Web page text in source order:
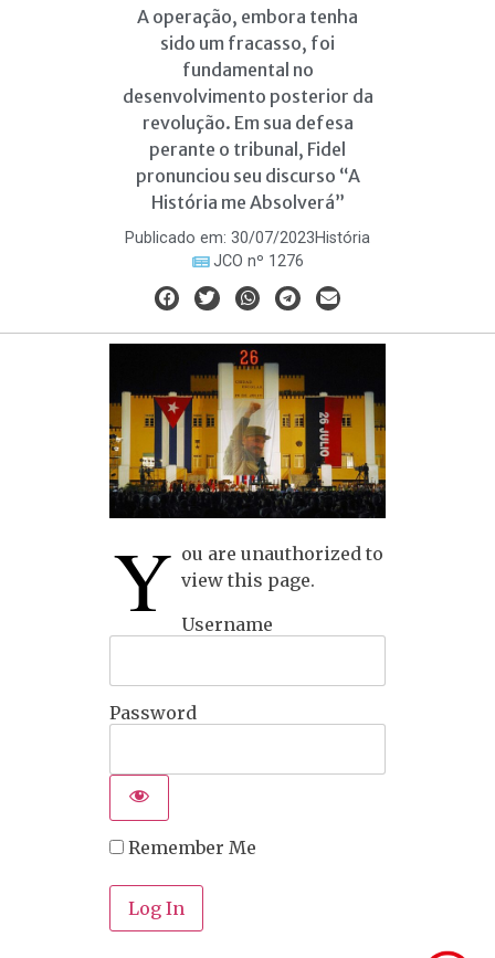
A operação, embora tenha
sido um fracasso, foi
fundamental no
desenvolvimento posterior da
revolução. Em sua defesa
perante o tribunal, Fidel
pronunciou seu discurso “A
História me Absolverá”
Publicado em: 30/07/2023História
JCO nº 1276
Y ou are unauthorized to
view this page.
Username
Password
Remember Me